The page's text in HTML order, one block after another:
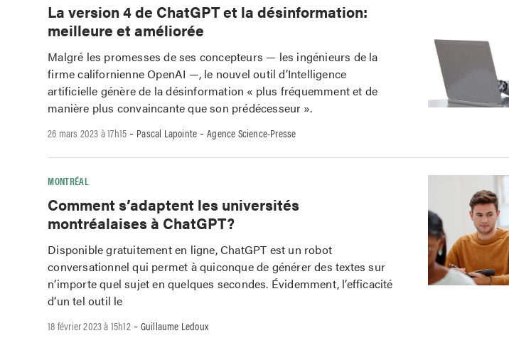
La version 4 de ChatGPT et la désinformation:
meilleure et améliorée
Malgré les promesses de ses concepteurs — les ingénieurs de la
firme californienne OpenAI —, le nouvel outil d’Intelligence
artificielle génère de la désinformation « plus fréquemment et de
manière plus convaincante que son prédécesseur ».
26 mars 2023 à 17h15 - Pascal Lapointe -Agence Science-Presse
MONTRÉAL
Comment s’adaptent les universités
montréalaises à ChatGPT?
Disponible gratuitement en ligne, ChatGPT est un robot
conversationnel qui permet à quiconque de générer des textes sur
n’importe quel sujet en quelques secondes. Évidemment, l’efficacité
d’un tel outil le
18 février 2023 à 15h12-Guillaume Ledoux